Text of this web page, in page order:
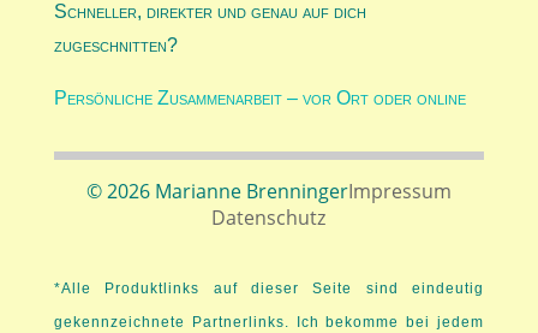
Schneller, direkter und genau auf dich
zugeschnitten?
Persönliche Zusammenarbeit – vor Ort oder online
© 2026 Marianne BrenningerImpressum
Datenschutz
*Alle Produktlinks auf dieser Seite sind eindeutig
gekennzeichnete Partnerlinks. Ich bekomme bei jedem